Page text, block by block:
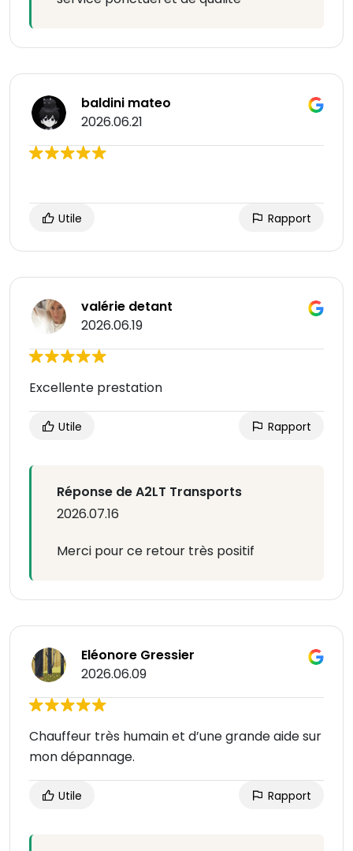
baldini mateo
2026.06.21
Utile Rapport
valérie detant
2026.06.19
Excellente prestation
Utile Rapport
Réponse de A2LT Transports
2026.07.16
Merci pour ce retour très positif
Eléonore Gressier
2026.06.09
Chauffeur très humain et d’une grande aide sur
mon dépannage.
Utile Rapport